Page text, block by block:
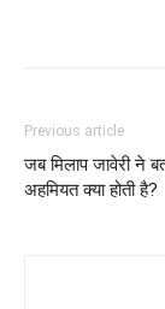
Previous article
जब मिलाप जावेरी ने
अहमियत क्‍या होती है?